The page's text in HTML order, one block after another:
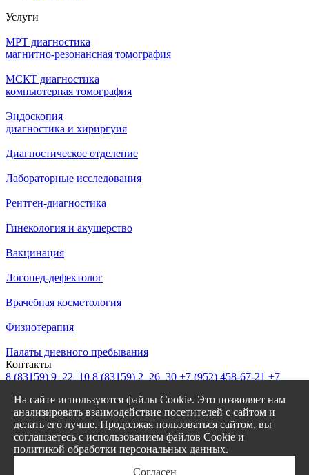
Услуги
МРТ диагностика
магнитно-резонансная томография
МСКТ диагностика
компьютерная томография
Эндоскопия
диагностика и хириргуия
Диагностическое отделение
Лабораторные исследования
Рентген-диагностика
Гинекология и акушерство
Вакцинация
Логопед-дефектолог
Врачебная косметология
Физиотерапия
Палаты дневного пребывания
Контакты
8 (83159) 9–22–10 8 (83159) 2–26–30 +7 (952) 458-67-21 +7
info@garantiya-bor.ru
Режим работы
Пн–Пт с 7:30 до 20:00
Cб-Вс с 8:00 до 17:00
Заказать звонок
На сайте используются файлы Cookie. Это позволяет нам
анализировать взаимодействие посетителей с сайтом и
делать его лучше. Продолжая пользоваться сайтом, вы
соглашаетесь с использованием файлов Cookie и
политикой обработки персональных данных.
Согласен